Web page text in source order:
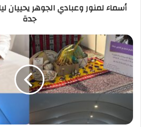
أسماء لمنور وعبادي الجوهر
جدة